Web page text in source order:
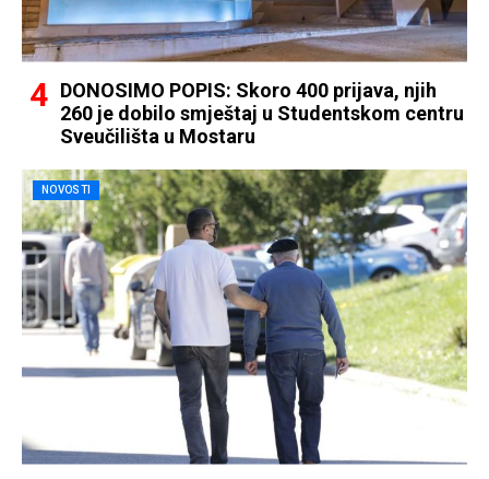
DONOSIMO POPIS: Skoro 400 prijava, njih
260 je dobilo smještaj u Studentskom centru
Sveučilišta u Mostaru
NOVOSTI